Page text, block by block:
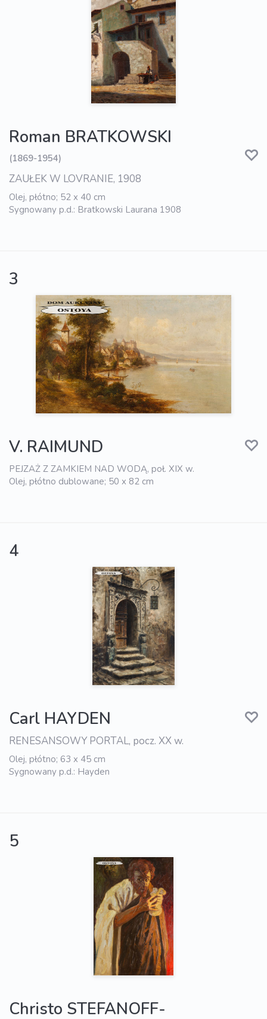
Roman BRATKOWSKI
(1869-1954)
ZAUŁEK W LOVRANIE, 1908
Olej, płótno; 52 x 40 cm
Sygnowany p.d.: Bratkowski Laurana 1908
3
V. RAIMUND
PEJZAŻ Z ZAMKIEM NAD WODĄ, poł. XIX w.
Olej, płótno dublowane; 50 x 82 cm
4
Carl HAYDEN
RENESANSOWY PORTAL, pocz. XX w.
Olej, płótno; 63 x 45 cm
Sygnowany p.d.: Hayden
5
Christo STEFANOFF-